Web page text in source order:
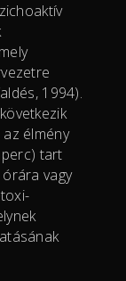
1994).
élmény
tart
vagy